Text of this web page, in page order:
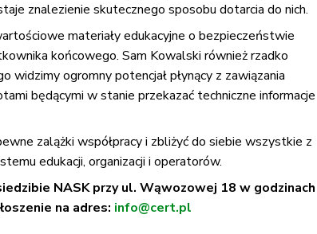
znalezienie skutecznego sposobu dotarcia do nich.
materiały edukacyjne o bezpieczeństwie
końcowego. Sam Kowalski również rzadko
ogromny potencjał płynący z zawiązania
będącymi w stanie przekazać techniczne informacje
zalążki współpracy i zbliżyć do siebie wszystkie z
edukacji, organizacji i operatorów.
NASK przy ul. Wąwozowej 18 w godzinach
na adres: info@cert.pl